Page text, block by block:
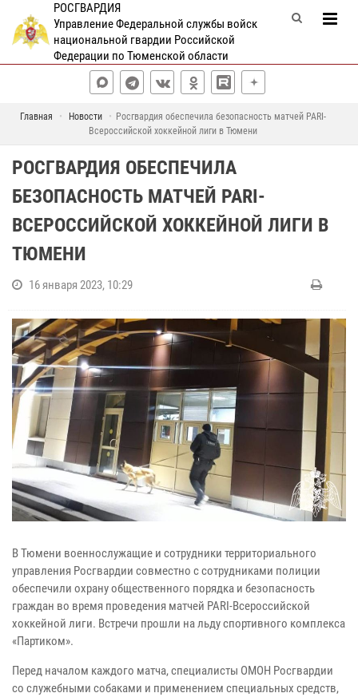
РОСГВАРДИЯ
Управление Федеральной службы войск
национальной гвардии Российской
Федерации по Тюменской области
Главная Новости
Росгвардия обеспечила безопасность матчей PARI-
Всероссийской хоккейной лиги в Тюмени
РОСГВАРДИЯ ОБЕСПЕЧИЛА
БЕЗОПАСНОСТЬ МАТЧЕЙ PARI-
ВСЕРОССИЙСКОЙ ХОККЕЙНОЙ ЛИГИ В
ТЮМЕНИ
16 января 2023, 10:29
В Тюмени военнослужащие и сотрудники территориального
управления Росгвардии совместно с сотрудниками полиции
обеспечили охрану общественного порядка и безопасность
граждан во время проведения матчей PARI-Всероссийской
хоккейной лиги. Встречи прошли на льду спортивного комплекса
«Партиком».
Перед началом каждого матча, специалисты ОМОН Росгвардии
со служебными собаками и применением специальных средств,